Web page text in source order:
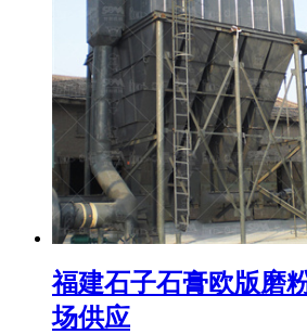
福建石子石膏欧版磨
场供应